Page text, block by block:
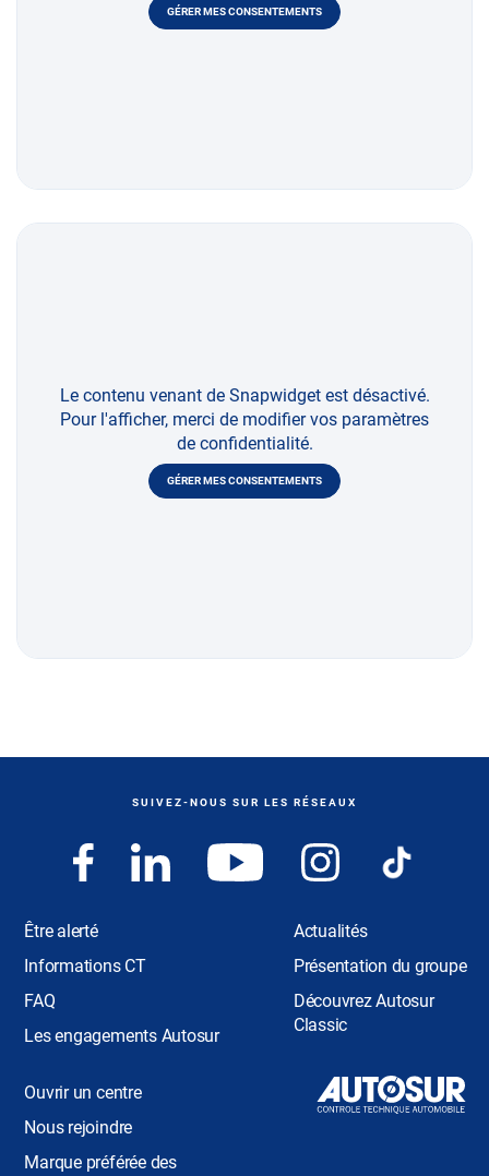
GÉRER MES CONSENTEMENTS
Le contenu venant de Snapwidget est désactivé.
Pour l'afficher, merci de modifier vos paramètres
de confidentialité.
GÉRER MES CONSENTEMENTS
SUIVEZ-NOUS SUR LES RÉSEAUX
Être alerté
Informations CT
FAQ
Les engagements Autosur
Actualités
Présentation du groupe
Découvrez Autosur
Classic
Ouvrir un centre
Nous rejoindre
Marque préférée des